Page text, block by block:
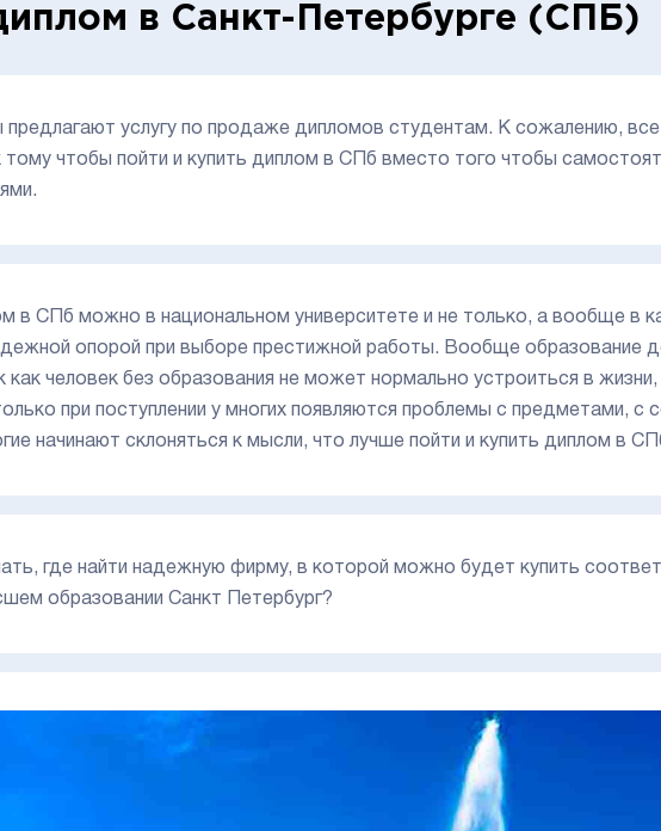
в Санкт-Петербурге (СПБ)
услугу по продаже дипломов студентам. К сожалению,
тому чтобы пойти и купить диплом в СПб вместо того чтобы
в СПб можно в национальном университете и не только, а вообще
опорой при выборе престижной работы. Вообще образование
как человек без образования не может нормально устроиться в
при поступлении у многих появляются проблемы с предметами, с
начинают склоняться к мысли, что лучше пойти и купить диплом в
где найти надежную фирму, в которой можно будет купить
образовании Санкт Петербург?